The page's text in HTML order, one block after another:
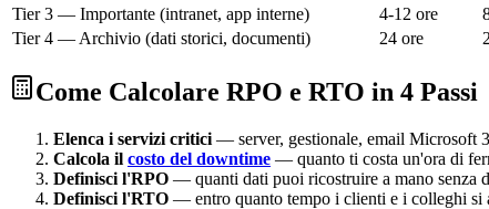
Tier 3 — Importante (intranet, app interne)
4-12 ore
Tier 4 — Archivio (dati storici, documenti)
24 ore
Come Calcolare RPO e RTO in 4 Passi
Elenca i servizi critici — server, gestionale, email Microsoft
Calcola il costo del downtime — quanto ti costa un'ora di
Definisci l'RPO — quanti dati puoi ricostruire a mano senza
Definisci l'RTO — entro quanto tempo i clienti e i colleghi si